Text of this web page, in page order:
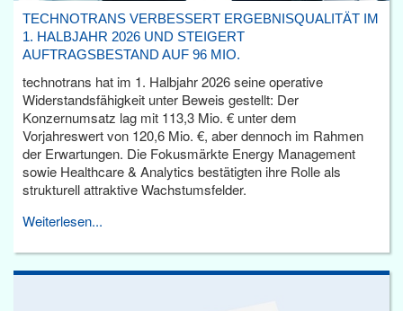
TECHNOTRANS VERBESSERT ERGEBNISQUALITÄT IM
1. HALBJAHR 2026 UND STEIGERT
AUFTRAGSBESTAND AUF 96 MIO.
technotrans hat im 1. Halbjahr 2026 seine operative
Widerstandsfähigkeit unter Beweis gestellt: Der
Konzernumsatz lag mit 113,3 Mio. € unter dem
Vorjahreswert von 120,6 Mio. €, aber dennoch im Rahmen
der Erwartungen. Die Fokusmärkte Energy Management
sowie Healthcare & Analytics bestätigten ihre Rolle als
strukturell attraktive Wachstumsfelder.
Weiterlesen...